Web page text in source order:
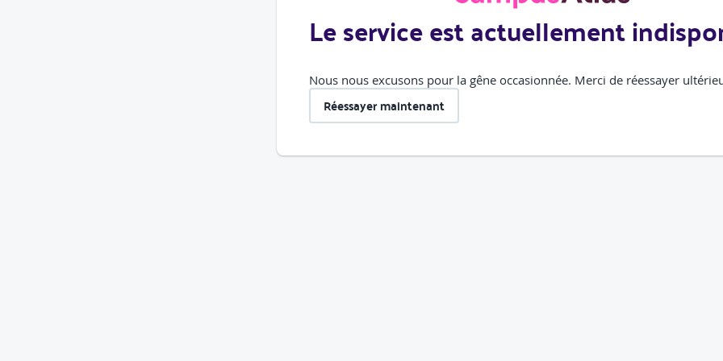
Le service est actuellement
Nous nous excusons pour la gêne occasionnée. Merci de réessayer
Réessayer maintenant